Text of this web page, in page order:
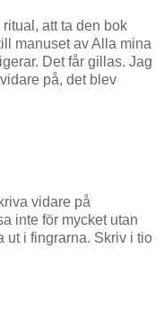
att ta den bok
manuset av Alla mina
Det får gillas. Jag
på, det blev
vidare på
inte för mycket utan
ut i fingrarna. Skriv i tio